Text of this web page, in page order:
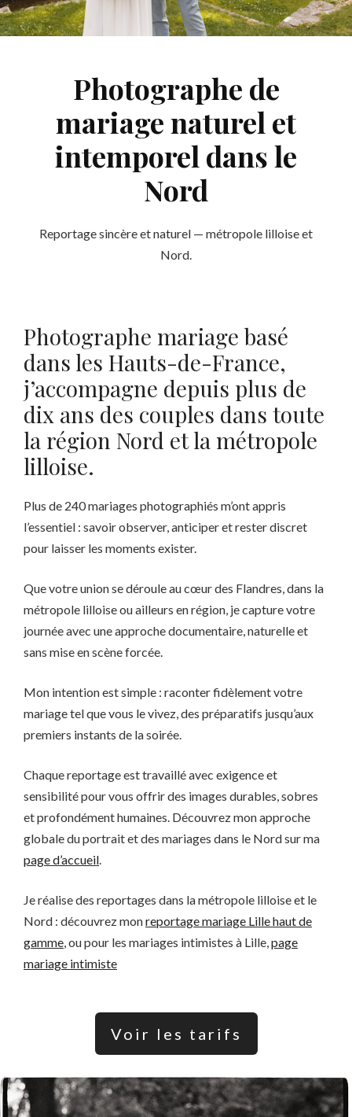
Photographe de
mariage naturel et
intemporel dans le
Nord
Reportage sincère et naturel — métropole lilloise et
Nord.
Photographe mariage basé
dans les Hauts-de-France,
j’accompagne depuis plus de
dix ans des couples dans toute
la région Nord et la métropole
lilloise.
Plus de 240 mariages photographiés m’ont appris
l’essentiel : savoir observer, anticiper et rester discret
pour laisser les moments exister.
Que votre union se déroule au cœur des Flandres, dans la
métropole lilloise ou ailleurs en région, je capture votre
journée avec une approche documentaire, naturelle et
sans mise en scène forcée.
Mon intention est simple : raconter fidèlement votre
mariage tel que vous le vivez, des préparatifs jusqu’aux
premiers instants de la soirée.
Chaque reportage est travaillé avec exigence et
sensibilité pour vous offrir des images durables, sobres
et profondément humaines. Découvrez mon approche
globale du portrait et des mariages dans le Nord sur ma
page d’accueil
Je réalise des reportages dans la métropole lilloise et le
Nord : découvrez monreportage mariage Lille haut de
gamme , ou pour les mariages intimistes à Lille, page
mariage intimiste
Voir les tarifs